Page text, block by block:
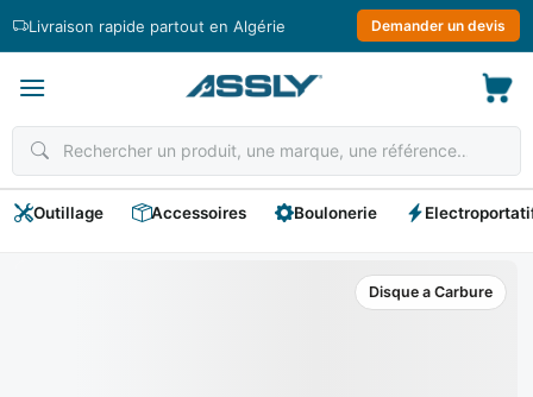
Livraison rapide partout en Algérie Demander un devis
Outillage Accessoires Boulonerie
Disque a Carbure